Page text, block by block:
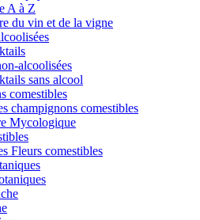
A à Z
du vin et de la vigne
alcoolisées
sans alcool
comestibles
champignons comestibles
Mycologique
Fleurs comestibles